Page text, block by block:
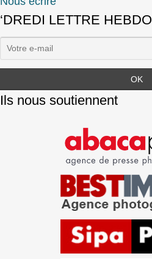
‘DREDI LETTRE HEBDO
Ils nous soutiennent